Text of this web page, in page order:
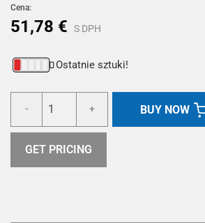
Cena:
51,78 € S DPH
Ostatnie sztuki!
- + BUY NOW
GET PRICING